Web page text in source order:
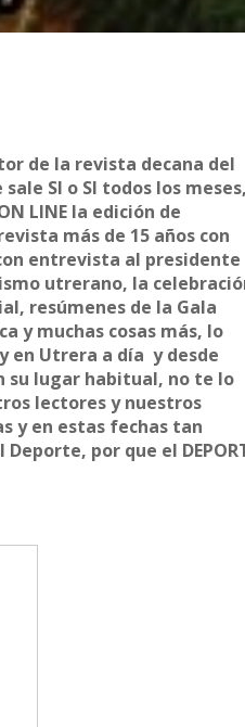
de la revista decana del
SI o SI todos los meses,
LINE la edición de
más de 15 años con
entrevista al presidente
utrerano, la
resúmenes de la Gala
y muchas cosas más, lo
en Utrera a día y desde
su lugar habitual, no te lo
lectores y nuestros
y en estas fechas tan
por que el